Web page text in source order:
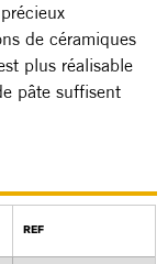
de céramiques
plus réalisable
pâte suffisent
REF